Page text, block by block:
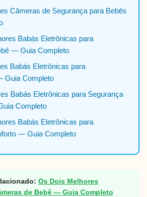
Câmeras de Segurança para Bebês
Babás Eletrônicas para
— Guia Completo
Babás Eletrônicas para
Guia Completo
Babás Eletrônicas para Segurança
Completo
Babás Eletrônicas para
— Guia Completo
Os Dois Melhores
de Bebê — Guia Completo